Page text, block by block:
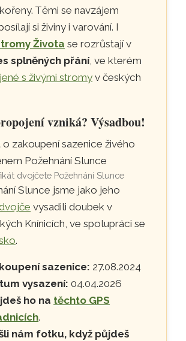
Těmi se navzájem
si živiny i varování. I
Života se rozrůstají v
splněných přání, ve kterém
s živými stromy v českých
vzniká? Výsadbou!
dvojčete Požehnání Slunce
Slunce jsme jako jeho
vysadili doubek v
Knínicích, ve spolupráci se
.
sazenice: 27.08.2024
vysazení:04.04.2026
ho na těchto GPS
.
nám fotku, když půjdeš